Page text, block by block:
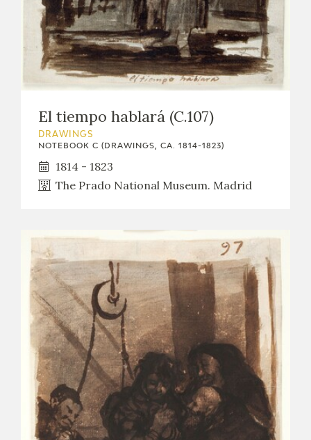
El tiempo hablará (C.107)
DRAWINGS
NOTEBOOK C (DRAWINGS, CA. 1814-1823)
1814 - 1823
The Prado National Museum. Madrid